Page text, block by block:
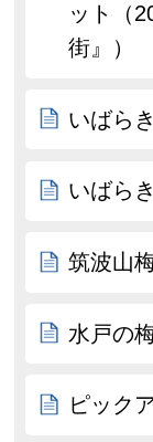
ット（
街』）
いばら
いばら
筑波山
水戸の
ピック